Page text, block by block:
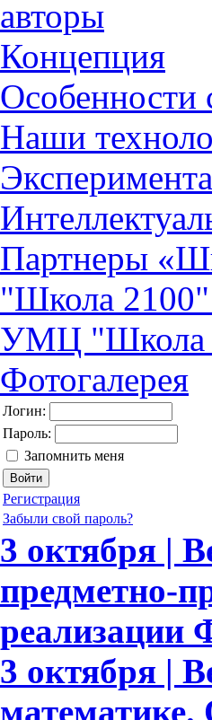
авторы
Концепция
Особенности
Наши
Партнеры
"Школа 2100"
УМЦ "Школа
Фотогалерея
Логин:
Пароль:
Запомнить меня
Регистрация
Забыли свой пароль?
3 октября |
предметно-
3 октября |
математике.